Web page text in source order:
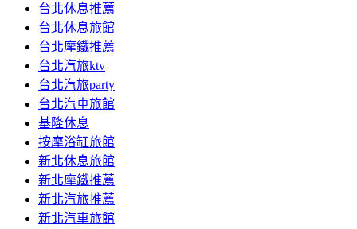
台北休息推薦
台北休息旅館
台北摩鐵推薦
台北汽旅ktv
台北汽旅party
台北汽車旅館
基隆休息
按摩浴缸旅館
新北休息旅館
新北摩鐵推薦
新北汽旅推薦
新北汽車旅館